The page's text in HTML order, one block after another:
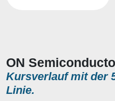
ON
Kursverlauf mit der
Linie.